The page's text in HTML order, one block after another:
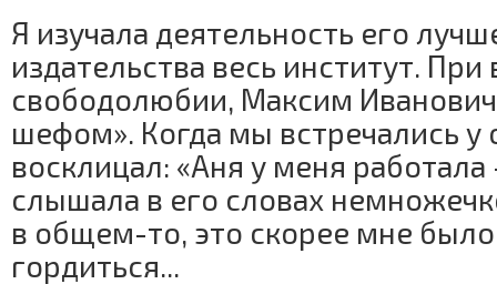
Я изучала деятельность его
издательства весь институт.
свободолюбии, Максим
шефом». Когда мы встречались у
восклицал: «Аня у меня
слышала в его словах
в общем-то, это скорее мне
гордиться...